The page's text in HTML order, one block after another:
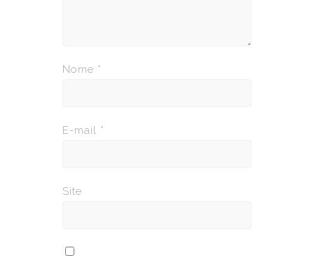
Nome *
E-mail *
Site